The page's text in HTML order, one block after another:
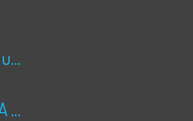
Le rond point de la saucisse
NUCLEAIRE : ZONES A RISQUES